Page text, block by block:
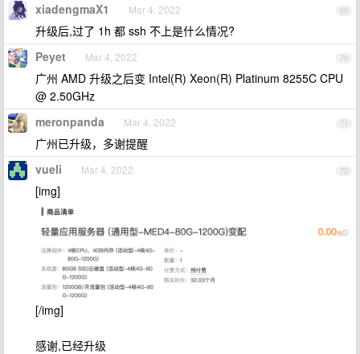
69
xiadengmaX1 Mar 4, 2022
升级后,过了 1h 都 ssh 不上是什么情况?
70
Peyet Mar 4, 2022
广州 AMD 升级之后变 Intel(R) Xeon(R) Platinum 8255C CPU
@ 2.50GHz
71
meronpanda Mar 4, 2022
广州已升级，多谢提醒
72
vueli Mar 4, 2022
[img]
[/img]
感谢,已经升级